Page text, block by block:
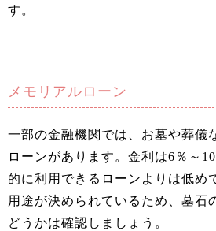
す。
メモリアルローン
一部の金融機関では、お墓や葬儀
ローンがあります。金利は6％～
的に利用できるローンよりは低め
用途が決められているため、墓石
どうかは確認しましょう。